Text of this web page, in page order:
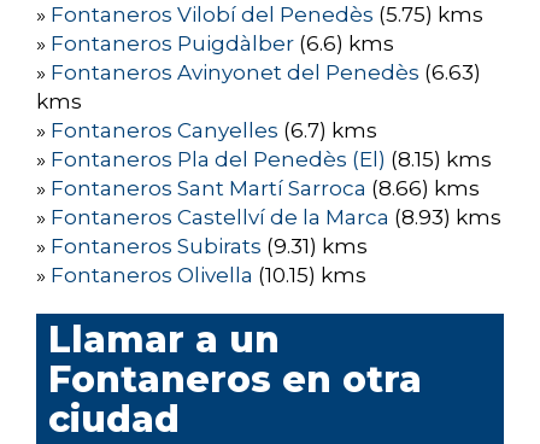
» Fontaneros Vilobí del Penedès (5.75) kms
» Fontaneros Puigdàlber (6.6) kms
» Fontaneros Avinyonet del Penedès (6.63)
kms
» Fontaneros Canyelles (6.7) kms
» Fontaneros Pla del Penedès (El) (8.15) kms
» Fontaneros Sant Martí Sarroca (8.66) kms
» Fontaneros Castellví de la Marca (8.93) kms
» Fontaneros Subirats (9.31) kms
» Fontaneros Olivella (10.15) kms
Llamar a un
Fontaneros en otra
ciudad